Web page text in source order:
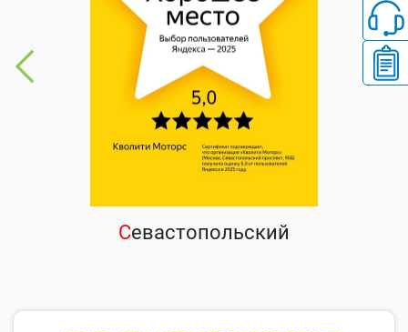
Севастопольский